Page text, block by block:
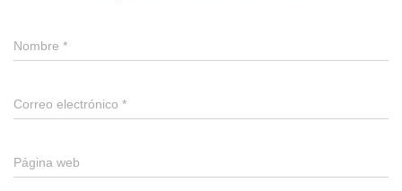
Nombre *
Correo electrónico *
Página web